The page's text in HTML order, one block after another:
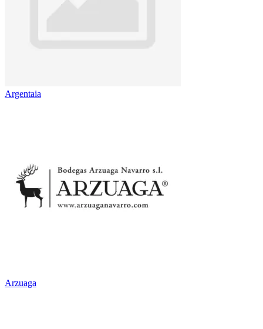
Argentaia
Arzuaga